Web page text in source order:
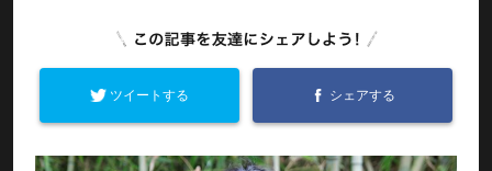
ツイートする シェアする